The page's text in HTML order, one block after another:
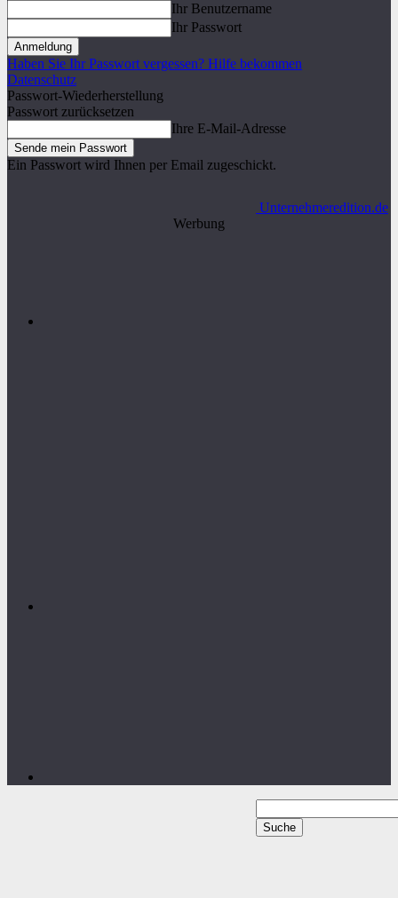
Ihr Benutzername
Ihr Passwort
Haben Sie Ihr Passwort vergessen? Hilfe bekommen
Datenschutz
Passwort-Wiederherstellung
Passwort zurücksetzen
Ihre E-Mail-Adresse
Ein Passwort wird Ihnen per Email zugeschickt.
Unternehmeredition.de
Werbung